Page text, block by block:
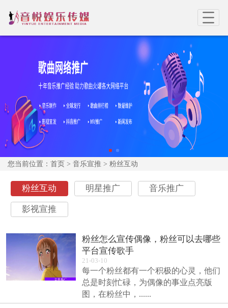
您当前位置： 首页> 音乐宣推 > 粉丝互动
粉丝互动 明星推广 音乐推广
影视宣推
粉丝怎么宣传偶像，粉丝可以去哪些
平台宣传歌手
21-03-10
每一个粉丝都有一个积极的心灵，他们
总是时刻忙碌，为偶像的事业点亮版
图，在粉丝中，......